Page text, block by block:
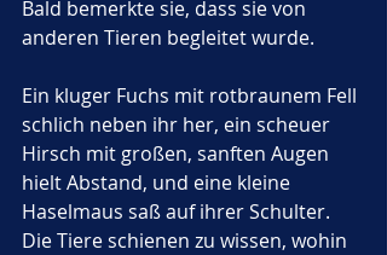
Bald bemerkte sie, dass sie von
anderen Tieren begleitet wurde.
Ein kluger Fuchs mit rotbraunem Fell
schlich neben ihr her, ein scheuer
Hirsch mit großen, sanften Augen
hielt Abstand, und eine kleine
Haselmaus saß auf ihrer Schulter.
Die Tiere schienen zu wissen, wohin